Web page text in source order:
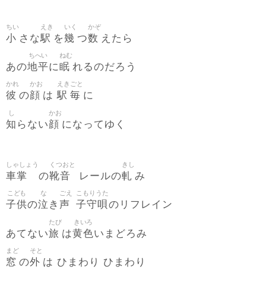
小
ちい
さな駅
えき
を幾
いく
つ数
かぞ
えたら
あの地平
ちへい
に眠
ねむ
れるのだろう
彼
かれ
の顔
かお
は駅
えき
毎
ごと
に
知
し
らない顔
かお
になってゆく
車掌
しゃしょう
の靴音
くつおと
レールの軋
きし
み
子供
こども
の泣
な
き 声
ごえ
子守唄
こもりうた
のリフレイン
あてない旅
たび
は黄色
きいろ
いまどろみ
窓
まど
の外
そと
は ひまわり ひまわり